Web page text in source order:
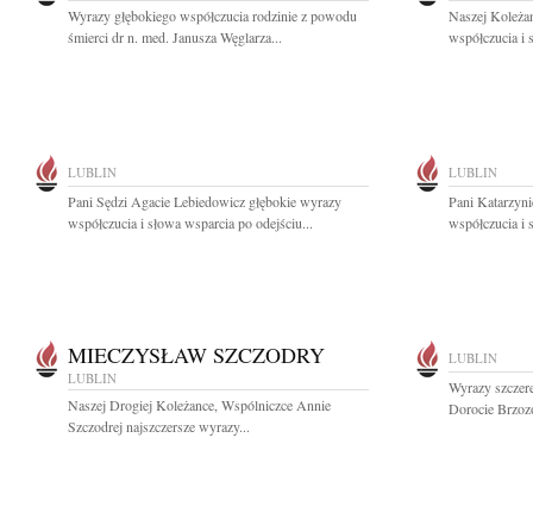
Wyrazy głębokiego współczucia rodzinie z powodu
śmierci dr n. med. Janusza Węglarza...
Naszej
współczucia i
LUBLIN
Pani Sędzi Agacie Lebiedowicz głębokie wyrazy
współczucia i słowa wsparcia po odejściu...
LUBLIN
Pani
współczucia i
MIECZYSŁAW SZCZODRY
LUBLIN
Naszej Drogiej Koleżance, Wspólniczce Annie
Szczodrej najszczersze wyrazy...
LUBLIN
Wyrazy
Dorocie